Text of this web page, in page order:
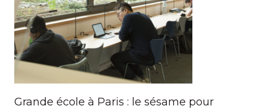
Grande école à Paris : le sésame pour